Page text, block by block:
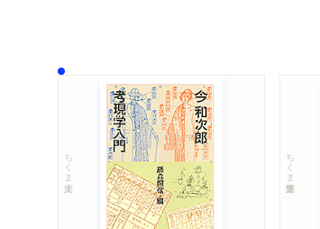
ちくま文庫 ちくま学芸文庫